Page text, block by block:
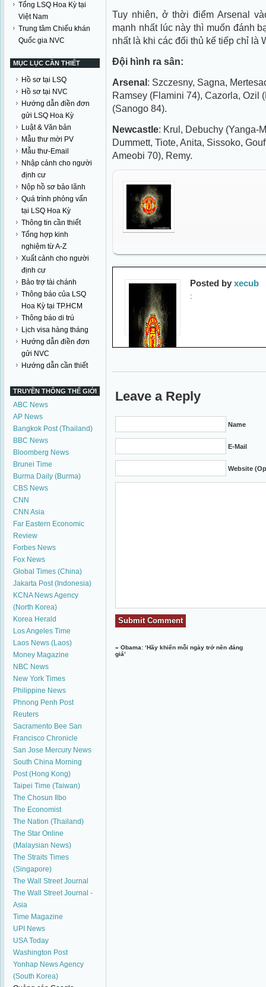
Tổng LSQ Hoa Kỳ tại
Việt Nam
Trung tâm Chiếu khán
Quốc gia NVC
MỤC LỤC CẦN THIẾT
Hồ sơ tại LSQ
Hồ sơ tại NVC
Hướng dẫn điền đơn
gửi LSQ Hoa Kỳ
Luật & Văn bản
Mẫu thư mời PV
Mẫu thư-Email
Nhập cảnh cho người
định cư
Nộp hồ sơ bảo lãnh
Quá trình phỏng vấn
tại LSQ Hoa Kỳ
Thông tin cần thiết
Tổng hợp kinh
nghiệm từ A-Z
Xuất cảnh cho người
định cư
Bảo trợ tài chánh
Thông báo của LSQ
Hoa Kỳ tại TP.HCM
Thông báo di trú
Lịch visa hàng tháng
Hướng dẫn điền đơn
gửi NVC
Hướng dẫn cần thiết
TRUYỀN THÔNG THẾ GIỚI
ABC News
AP News
Bangkok Post (Thailand)
BBC News
Bloomberg News
Brunei Time
Burma Daily (Burma)
CBS News
CNN
CNN Asia
Far Eastern Economic
Review
Forbes News
Fox News
Global Times (China)
Jakarta Post (Indonesia)
KCNA News Agency
(North Korea)
Korea Herald
Los Angeles Time
Laos News (Laos)
Money Magazine
NBC News
New York Times
Philippine News
Phnong Penh Post
Reuters
Sacramento Bee San
Francisco Chronicle
San Jose Mercury News
South China Morning
Post (Hong Kong)
Taipei Time (Taiwan)
The Chosun Ilbo
The Economist
The Nation (Thailand)
The Star Online
(Malaysian News)
The Straits Times
(Singapore)
The Wall Street Journal
The Wall Street Journal -
Asia
Time Magazine
UPI News
USA Today
Washington Post
Yonhap News Agency
(South Korea)
Tuy nhiên, ở thời điểm Arsenal
mạnh nhất lúc này thì muốn đánh
nhất là khi các đối thủ kế tiếp chỉ là
Đội hình ra sân:
Arsenal: Szczesny, Sagna,
Ramsey (Flamini 74), Cazorla, Ozil
(Sanogo 84).
Newcastle: Krul, Debuchy (Yanga-
Dummett, Tiote, Anita, Sissoko,
Ameobi 70), Remy.
Posted by xecub
:
Leave a Reply
Name
E-Mail
Website
«Obama: ‘Hãy khiến mỗi ngày trở nên đáng
giá’